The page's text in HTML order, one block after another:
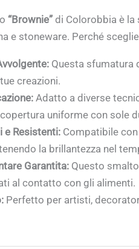
“Brownie” di Colorobbia è la
e stoneware. Perché
Questa sfumatura
creazioni.
Adatto a diverse
uniforme con sole
e Resistenti: Compatibile
la brillantezza nel
Garantita: Questo
al contatto con gli alimenti.
Perfetto per artisti,